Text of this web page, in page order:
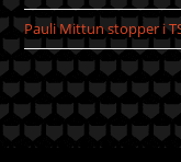
Pauli Mittun stopper i